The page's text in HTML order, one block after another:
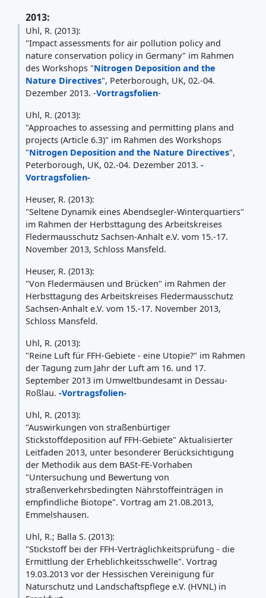
2013:
Uhl, R. (2013):
"Impact assessments for air pollution policy and
nature conservation policy in Germany" im Rahmen
des Workshops "Nitrogen Deposition and the
Nature Directives", Peterborough, UK, 02.-04.
Dezember 2013. -Vortragsfolien-
Uhl, R. (2013):
"Approaches to assessing and permitting plans and
projects (Article 6.3)" im Rahmen des Workshops
"Nitrogen Deposition and the Nature Directives",
Peterborough, UK, 02.-04. Dezember 2013. -
Vortragsfolien-
Heuser, R. (2013):
"Seltene Dynamik eines Abendsegler-Winterquartiers"
im Rahmen der Herbsttagung des Arbeitskreises
Fledermausschutz Sachsen-Anhalt e.V. vom 15.-17.
November 2013, Schloss Mansfeld.
Heuser, R. (2013):
"Von Fledermäusen und Brücken" im Rahmen der
Herbsttagung des Arbeitskreises Fledermausschutz
Sachsen-Anhalt e.V. vom 15.-17. November 2013,
Schloss Mansfeld.
Uhl, R. (2013):
"Reine Luft für FFH-Gebiete - eine Utopie?" im Rahmen
der Tagung zum Jahr der Luft am 16. und 17.
September 2013 im Umweltbundesamt in Dessau-
Roßlau. -Vortragsfolien-
Uhl, R. (2013):
"Auswirkungen von straßenbürtiger
Stickstoffdeposition auf FFH-Gebiete" Aktualisierter
Leitfaden 2013, unter besonderer Berücksichtigung
der Methodik aus dem BASt-FE-Vorhaben
"Untersuchung und Bewertung von
straßenverkehrsbedingten Nährstoffeinträgen in
empfindliche Biotope". Vortrag am 21.08.2013,
Emmelshausen.
Uhl, R.; Balla S. (2013):
"Stickstoff bei der FFH-Verträglichkeitsprüfung - die
Ermittlung der Erheblichkeitsschwelle". Vortrag
19.03.2013 vor der Hessischen Vereinigung für
Naturschutz und Landschaftspflege e.V. (HVNL) in